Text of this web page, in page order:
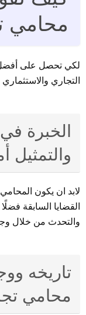
محامي
لكي تحصل على
التجاري
الخبرة
والتمثيل
لابد ان يكون
القضايا السابقة
والتحدث من خلال
تاريخه
محامي